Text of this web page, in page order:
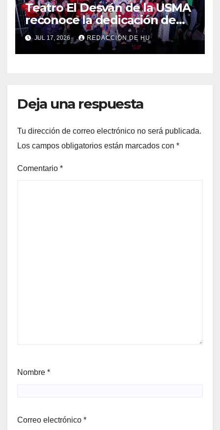
Teatro El Desván de la USMA
reconoce la dedicación de
sus estudiantes en su 43
aniversario
JUL 17, 2026 REDACCIÓN DE HU
Deja una respuesta
Tu dirección de correo electrónico no será publicada.
Los campos obligatorios están marcados con *
Comentario *
Nombre *
Correo electrónico *